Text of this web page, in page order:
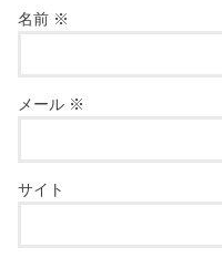
名前 ※
メール ※
サイト